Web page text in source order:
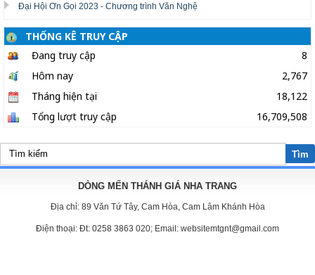
Đại Hội Ơn Gọi 2023 - Chương trình Văn Nghệ
THỐNG KÊ TRUY CẬP
Đang truy cập
8
Hôm nay
2,767
Tháng hiện tại
18,122
Tổng lượt truy cập
16,709,508
Tìm
DÒNG MẾN THÁNH GIÁ NHA TRANG
Địa chỉ: 89 Văn Tứ Tây, Cam Hòa, Cam Lâm Khánh Hòa
Điện thoại: Đt: 0258 3863 020; Email: websitemtgnt@gmail.com